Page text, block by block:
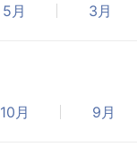
5月 3月
10月 9月